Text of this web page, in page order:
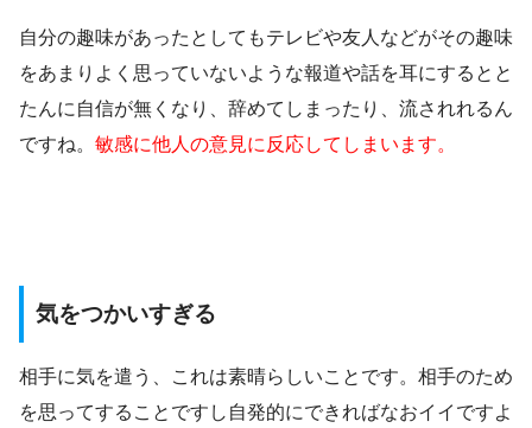
自分の趣味があったとしてもテレビや友人などがその趣味
をあまりよく思っていないような報道や話を耳にするとと
たんに自信が無くなり、辞めてしまったり、流されれるん
ですね。 敏感に他人の意見に反応してしまいます。
気をつかいすぎる
相手に気を遣う、これは素晴らしいことです。相手のため
を思ってすることですし自発的にできればなおイイですよ